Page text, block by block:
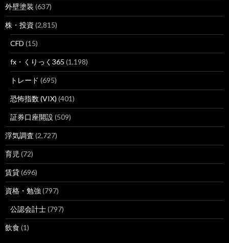
外壁塗装 (637)
株・投資 (2,815)
CFD (15)
fx・くりっく365 (1,198)
トレード (695)
恐怖指数 (VIX) (401)
証券口座開設 (509)
浮気調査 (2,727)
育児 (72)
賃貸(696)
資格・勉強 (797)
公認会計士(797)
飲食 (1)